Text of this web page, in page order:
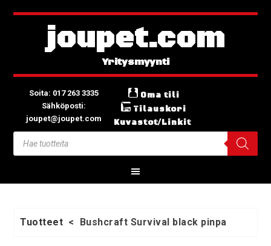
joupet.com
Soita: 017 263 3335
Sähköposti:
joupet@joupet.com
Oma tili
Tilauskori
Kuvastot/Linkit
Tuotteet < Bushcraft Survival black pinpa